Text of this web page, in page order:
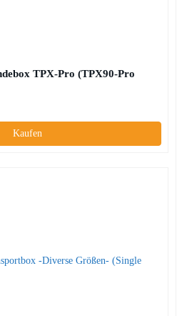
TPX-Pro (TPX90-Pro
Kaufen